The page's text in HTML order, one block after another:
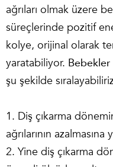
ağrıları olmak üzere
süreçlerinde pozitif
kolye, orijinal olarak
yaratabiliyor. Bebekler
şu şekilde
1. Diş çıkarma
ağrılarının azalmasına
2. Yine diş çıkarma